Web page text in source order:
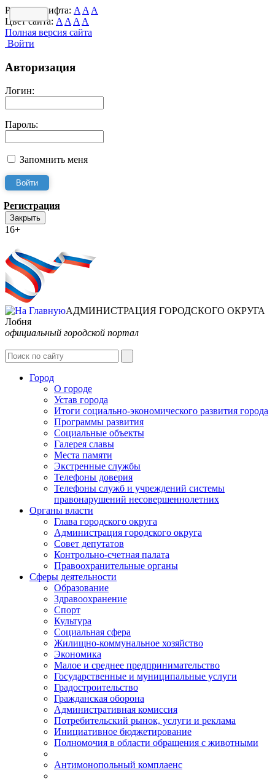
Размер шрифта: A A A
Цвет сайта: A A A A
Полная версия сайта
Войти
Авторизация
Логин:
Пароль:
Запомнить меня
Регистрация
Закрыть
16+
АДМИНИСТРАЦИЯ ГОРОДСКОГО ОКРУГА
Лобня
официальный городской портал
Город
О городе
Устав города
Итоги социально-экономического развития города
Программы развития
Социальные объекты
Галерея славы
Места памяти
Экстренные службы
Телефоны доверия
Телефоны служб и учреждений системы
правонарушений несовершеннолетних
Органы власти
Глава городского округа
Администрация городcкого округа
Совет депутатов
Контрольно-счетная палата
Правоохранительные органы
Сферы деятельности
Образование
Здравоохранение
Спорт
Культура
Социальная сфера
Жилищно-коммунальное хозяйство
Экономика
Малое и среднее предпринимательство
Государственные и муниципальные услуги
Градостроительство
Гражданская оборона
Административная комиссия
Потребительский рынок, услуги и реклама
Инициативное бюджетирование
Полномочия в области обращения с животными
Антимонопольный комплаенс